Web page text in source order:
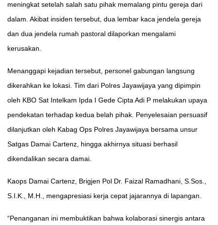
meningkat setelah salah satu pihak memalang pintu gereja dari
dalam. Akibat insiden tersebut, dua lembar kaca jendela gereja
dan dua jendela rumah pastoral dilaporkan mengalami
kerusakan.
Menanggapi kejadian tersebut, personel gabungan langsung
dikerahkan ke lokasi. Tim dari Polres Jayawijaya yang dipimpin
oleh KBO Sat Intelkam Ipda I Gede Cipta Adi P melakukan upaya
pendekatan terhadap kedua belah pihak. Penyelesaian persuasif
dilanjutkan oleh Kabag Ops Polres Jayawijaya bersama unsur
Satgas Damai Cartenz, hingga akhirnya situasi berhasil
dikendalikan secara damai.
Kaops Damai Cartenz, Brigjen Pol Dr. Faizal Ramadhani, S.Sos.,
S.I.K., M.H., mengapresiasi kerja cepat jajarannya di lapangan.
“Penanganan ini membuktikan bahwa kolaborasi sinergis antara